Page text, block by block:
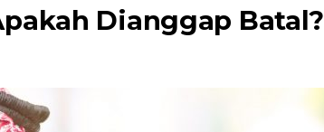
Dianggap Batal?